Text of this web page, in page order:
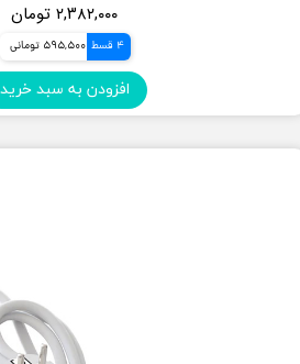
۲,۳۸۲,۰۰۰ تومان
4 قسط 595,500 تومانی
افزودن به سبد خرید